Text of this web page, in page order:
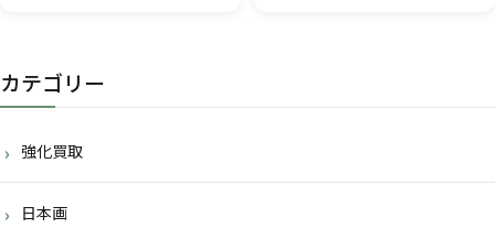
カテゴリー
強化買取
日本画